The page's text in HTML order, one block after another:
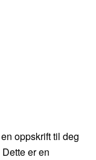
oppskrift til deg
er en